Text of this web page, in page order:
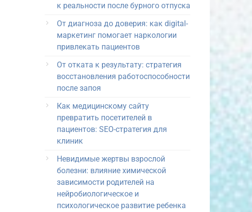
к реальности после бурного отпуска
От диагноза до доверия: как digital-
маркетинг помогает наркологии
привлекать пациентов
От отката к результату: стратегия
восстановления работоспособности
после запоя
Как медицинскому сайту
превратить посетителей в
пациентов: SEO-стратегия для
клиник
Невидимые жертвы взрослой
болезни: влияние химической
зависимости родителей на
нейробиологическое и
психологическое развитие ребенка